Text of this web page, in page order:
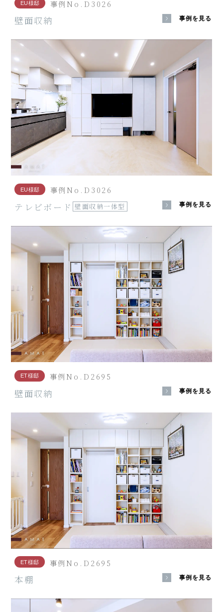
EU様邸 事例No.D3026
壁面収納 事例を見る
EU様邸 事例No.D3026
テレビボード 壁面収納一体型 事例を見る
ET様邸 事例No.D2695
壁面収納 事例を見る
ET様邸 事例No.D2695
本棚 事例を見る